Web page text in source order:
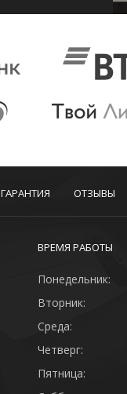
ГАРАНТИЯ ОТЗЫВЫ
ВРЕМЯ РАБОТЫ
Понедельник:
Вторник:
Среда:
Четверг:
Пятница: